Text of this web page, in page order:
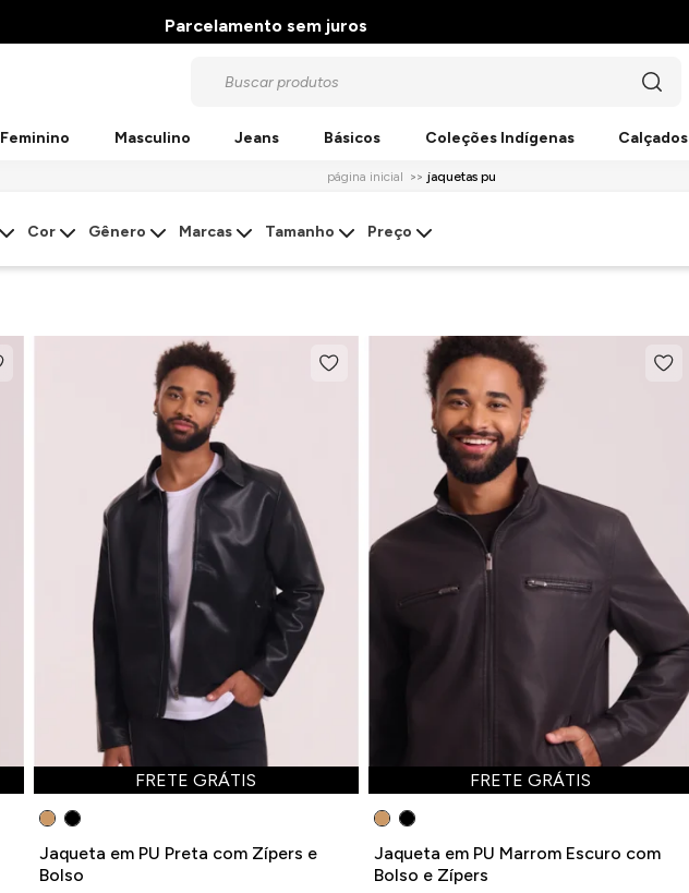
Parcelamento sem juros
Feminino Masculino Jeans Básicos Coleções Indígenas Calçados
página inicial jaquetas pu
Cor Gênero Marcas Tamanho Preço
FRETE GRÁTIS
Jaqueta em PU Preta com Zípers e
Bolso
FRETE GRÁTIS
Jaqueta em PU Marrom Escuro com
Bolso e Zípers